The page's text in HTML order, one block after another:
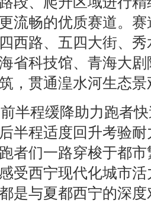
流畅的优质赛道。
西路、五四大街、
省科技馆、青海大
，贯通湟水河生态景
半程缓降助力跑者
半程适度回升考验
者们一路穿梭于都
受西宁现代化城市
是与夏都西宁的深度